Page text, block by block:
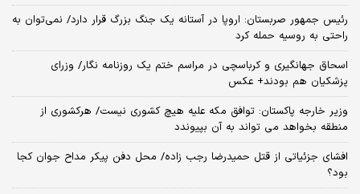
رئیس جمهور صربستان: اروپا در آستانه یک جنگ بزرگ قرار دارد/ نمی‌توان به
راحتی به روسیه حمله کرد
اسحاق جهانگیری و کرباسچی در مراسم ختم یک روزنامه نگار/ وزرای
پزشکیان هم بودند+ عکس
وزیر خارجه پاکستان: توافق مکه علیه هیچ کشوری نیست/ هرکشوری از
منطقه بخواهد می تواند به آن بپیوندد
افشای جزئیاتی از قتل حمیدرضا رجب زاده/ محل دفن پیکر مداح جوان کجا
بود؟